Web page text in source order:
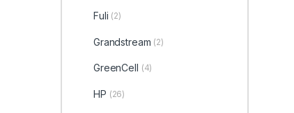
Fuli (2)
Grandstream (2)
GreenCell (4)
HP (26)